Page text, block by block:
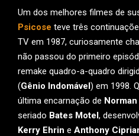
Um dos melhores filmes de
Psicose teve três
TV em 1987, curiosamente
não passou do primeiro
remake quadro-a-quadro
(Gênio Indomável) em 1998.
última encarnação de
seriado Bates Motel,
Kerry Ehrin e Anthony